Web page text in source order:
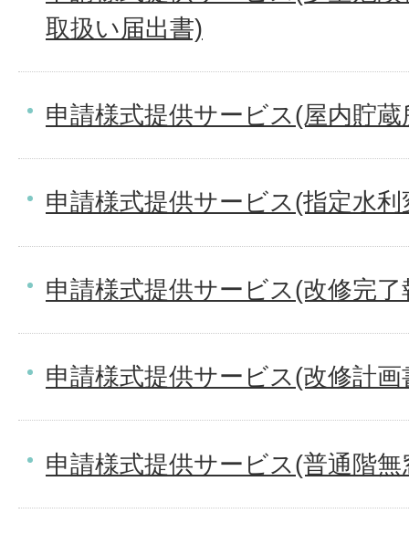
取扱い届出書)
申請様式提供サービス(屋内貯
申請様式提供サービス(指定水
申請様式提供サービス(改修完了
申請様式提供サービス(改修計画
申請様式提供サービス(普通階